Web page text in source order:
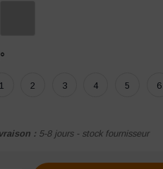
1 2 3 4 5 6
: 5-8 jours - stock fournisseur